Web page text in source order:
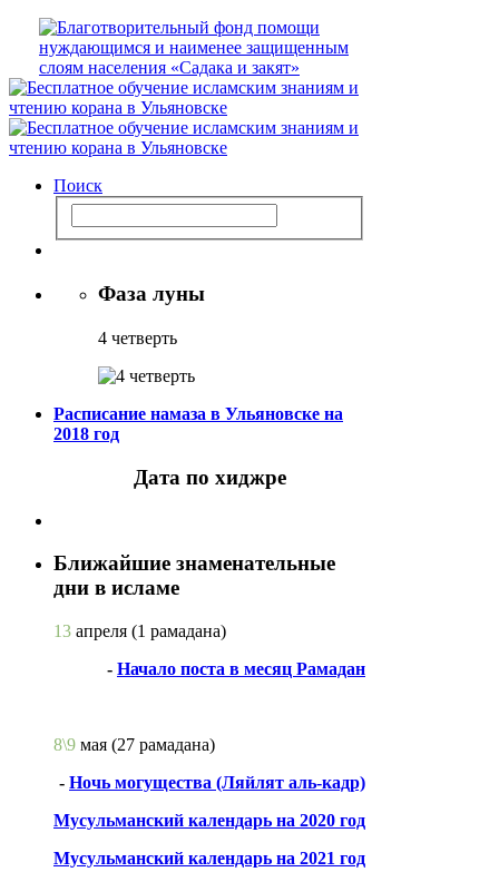
Поиск
Фаза луны
4 четверть
Расписание намаза в Ульяновске на
2018 год
Дата по хиджре
Ближайшие знаменательные
дни в исламе
13 апреля (1 рамадана)
- Начало поста в месяц Рамадан
8\9 мая (27 рамадана)
- Ночь могущества (Ляйлят аль-кадр)
Мусульманский календарь на 2020 год
Мусульманский календарь на 2021 год